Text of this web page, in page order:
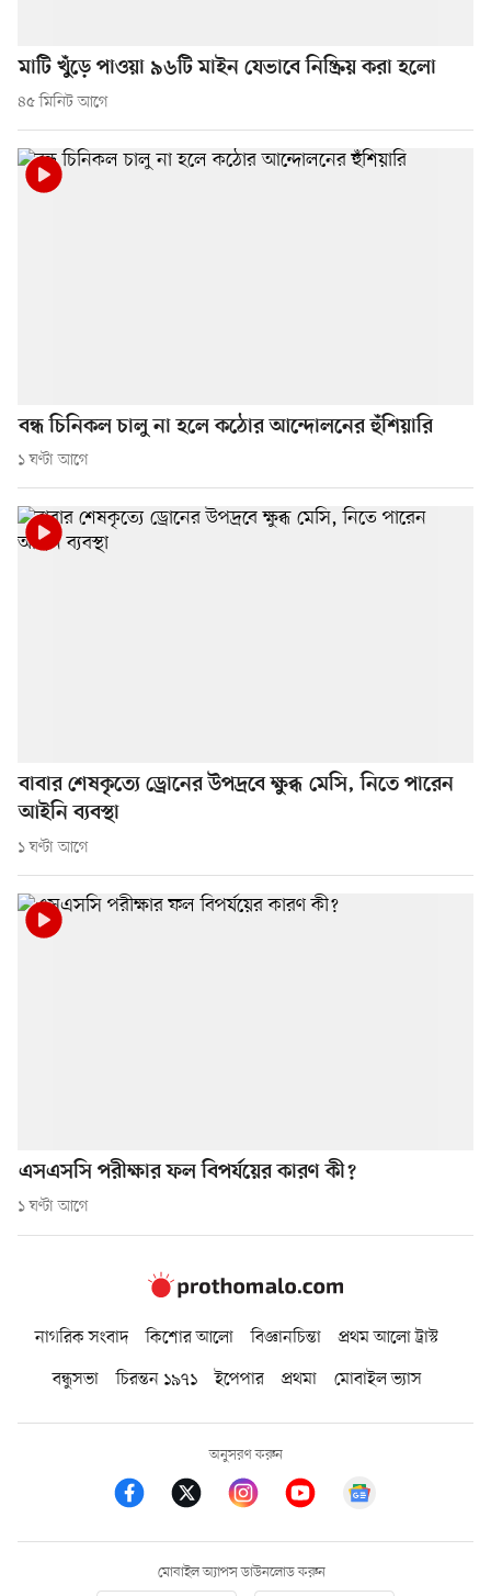
মাটি খুঁড়ে পাওয়া ৯৬টি মাইন যেভাবে নিষ্ক্রিয় করা হলো
৪৫ মিনিট আগে
বন্ধ চিনিকল চালু না হলে কঠোর আন্দোলনের হুঁশিয়ারি
১ ঘণ্টা আগে
বাবার শেষকৃত্যে ড্রোনের উপদ্রবে ক্ষুব্ধ মেসি, নিতে পারেন
আইনি ব্যবস্থা
১ ঘণ্টা আগে
এসএসসি পরীক্ষার ফল বিপর্যয়ের কারণ কী?
১ ঘণ্টা আগে
নাগরিক সংবাদ কিশোর আলো বিজ্ঞানচিন্তা
প্রথম আলো ট্রাস্ট
বন্ধুসভা
চিরন্তন ১৯৭১ ইপেপার প্রথমা মোবাইল ভ্যাস
অনুসরণ করুন
মোবাইল অ্যাপস ডাউনলোড করুন